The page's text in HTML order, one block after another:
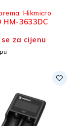
Hikmicro
HM-3633DC
za cijenu